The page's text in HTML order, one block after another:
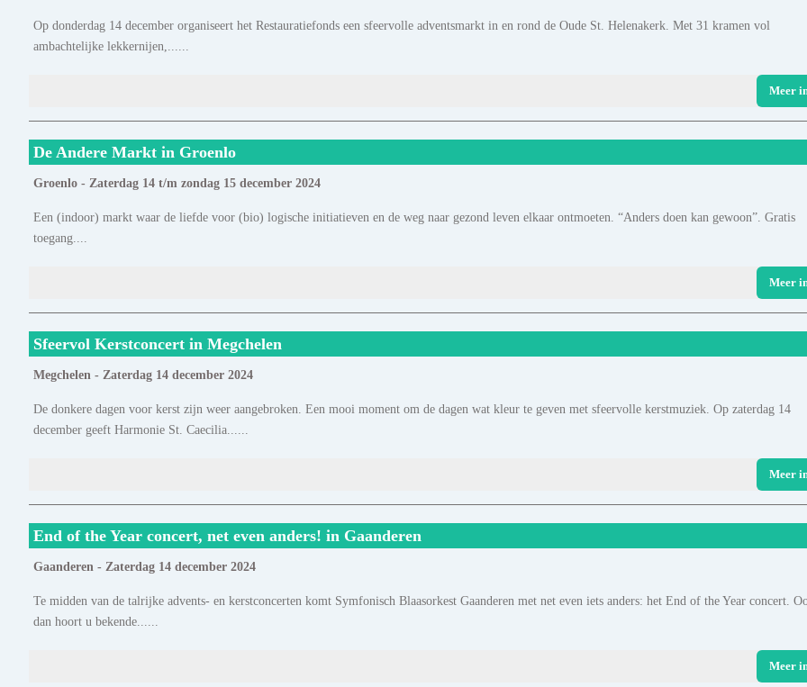
Op donderdag 14 december organiseert het Restauratiefonds een sfeervolle adventsmarkt in en rond de Oude St. Helenakerk. Met 31 kramen vol
ambachtelijke lekkernijen,......
Meer
De Andere Markt in Groenlo
Groenlo - Zaterdag 14 t/m zondag 15 december 2024
Een (indoor) markt waar de liefde voor (bio) logische initiatieven en de weg naar gezond leven elkaar ontmoeten. “Anders doen kan gewoon”. Gratis
toegang....
Meer
Sfeervol Kerstconcert in Megchelen
Megchelen - Zaterdag 14 december 2024
De donkere dagen voor kerst zijn weer aangebroken. Een mooi moment om de dagen wat kleur te geven met sfeervolle kerstmuziek. Op zaterdag 14
december geeft Harmonie St. Caecilia......
Meer
End of the Year concert, net even anders! in Gaanderen
Gaanderen - Zaterdag 14 december 2024
Te midden van de talrijke advents- en kerstconcerten komt Symfonisch Blaasorkest Gaanderen met net even iets anders: het End of the Year concert.
dan hoort u bekende......
Meer